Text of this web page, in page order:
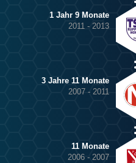
1 Jahr 9 Monate
2011 - 2013
3 Jahre 11 Monate
2007 - 2011
11 Monate
2006 - 2007